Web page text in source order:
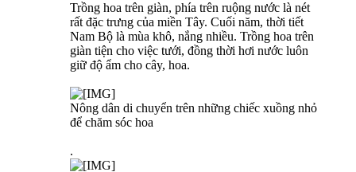
Trồng hoa trên giàn, phía trên ruộng nước là nét
rất đặc trưng của miền Tây. Cuối năm, thời tiết
Nam Bộ là mùa khô, nắng nhiều. Trồng hoa trên
giàn tiện cho việc tưới, đồng thời hơi nước luôn
giữ độ ẩm cho cây, hoa.
Nông dân di chuyển trên những chiếc xuồng nhỏ
để chăm sóc hoa
.